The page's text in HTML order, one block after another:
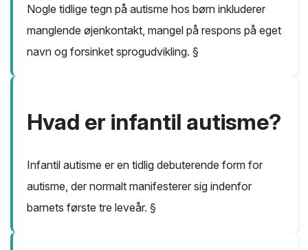
Nogle tidlige tegn på autisme hos børn inkluderer
manglende øjenkontakt, mangel på respons på eget
navn og forsinket sprogudvikling. §
Hvad er infantil autisme?
Infantil autisme er en tidlig debuterende form for
autisme, der normalt manifesterer sig indenfor
barnets første tre leveår. §